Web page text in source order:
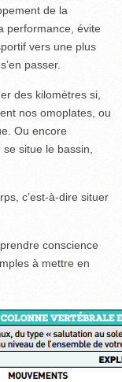
de la
performance, évite
vers une plus
passer.
des kilomètres si,
nos omoplates, ou
Ou encore
se situe le bassin,
c’est-à-dire situer
conscience
à mettre en